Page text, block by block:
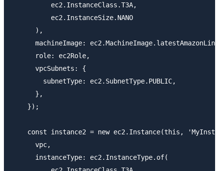
          ec2.InstanceClass.T3A,
          ec2.InstanceSize.NANO
      ),
machineImage:
      role: ec2Role,
      vpcSubnets: {
        subnetType: ec2.SubnetType.PUBLIC,
      },
    });
const instance2 = new ec2.Instance(this,
      vpc,
      instanceType: ec2.InstanceType.of(